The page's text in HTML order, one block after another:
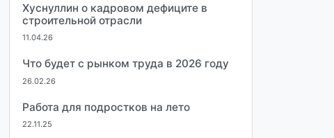
Хуснуллин о кадровом дефиците в
строительной отрасли
11.04.26
Что будет с рынком труда в 2026 году
26.02.26
Работа для подростков на лето
22.11.25